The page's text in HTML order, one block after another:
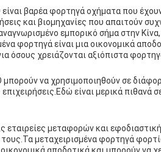
βαρέα φορτηγά οχήματα που
και βιομηχανίες που απαιτούν
εμπορικό σήμα στην
φορτηγά είναι μια οικονομικά
όσους χρειάζονται αξιόπιστα
να χρησιμοποιηθούν σε
είναι μερικά
εταιρείες μεταφορών και
μεταχειρισμένα φορτηγά